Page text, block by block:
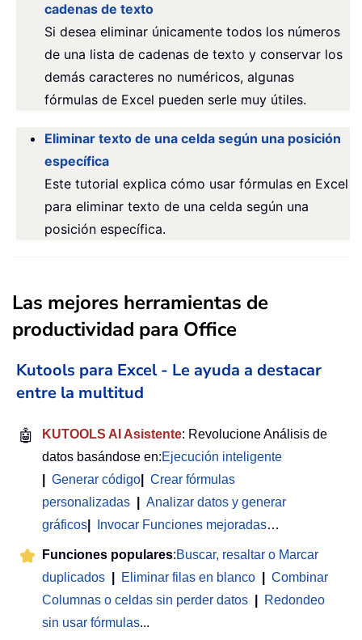
cadenas de texto
Si desea eliminar únicamente todos los números
de una lista de cadenas de texto y conservar los
demás caracteres no numéricos, algunas
fórmulas de Excel pueden serle muy útiles.
Eliminar texto de una celda según una posición
específica
Este tutorial explica cómo usar fórmulas en Excel
para eliminar texto de una celda según una
posición específica.
Las mejores herramientas de
productividad para Office
Kutools para Excel - Le ayuda a destacar
entre la multitud
🤖 KUTOOLS AI Asistente: Revolucione Análisis de
datos basándose en:Ejecución inteligente
Generar código
Crear fórmulas
personalizadas
Analizar datos y generar
gráficos
Invocar Funciones mejoradas…
Funciones populares:Buscar, resaltar o Marcar
duplicados
Eliminar filas en blanco
Combinar
Columnas o celdas sin perder datos
Redondeo
sin usar fórmulas...